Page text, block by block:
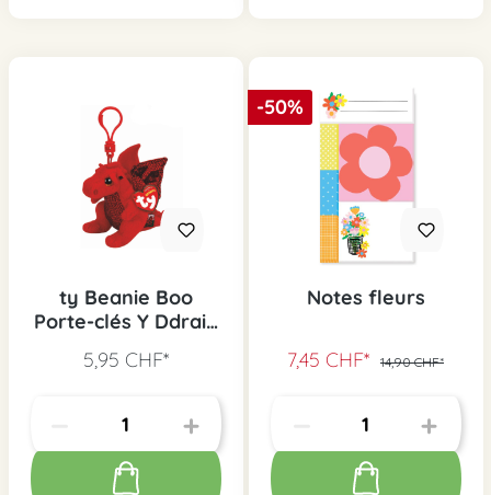
ty Beanie Boo
Porte-clés Y Ddraig
5,95 CHF*
-50%
Notes fleurs
7,45 CHF* 14,90 CHF*